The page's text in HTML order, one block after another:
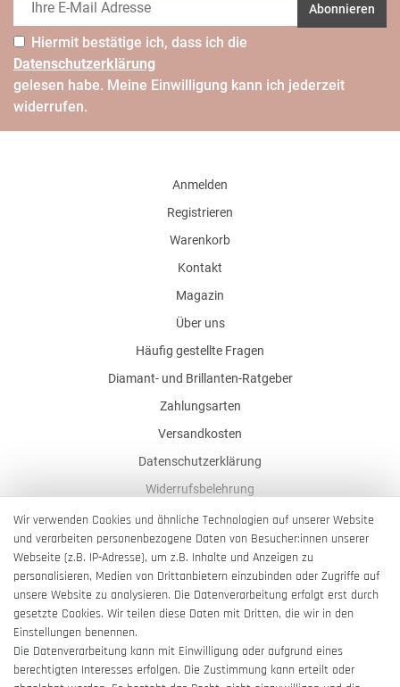
Abonnieren
Hiermit bestätige ich, dass ich die
Daten­schutz­erklärung
gelesen habe. Meine Einwilligung kann ich jederzeit
widerrufen.
Anmelden
Registrieren
Warenkorb
Kontakt
Magazin
Über uns
Häufig gestellte Fragen
Diamant- und Brillanten-Ratgeber
Zahlungsarten
Versandkosten
Datenschutzerklärung
Widerrufsbelehrung
AGB
Impressum
Barrierefreiheitserklärung
Vertrag widerrufen
Wir verwenden Cookies und ähnliche Technologien auf unserer Website
und verarbeiten personenbezogene Daten von Besucher:innen unserer
Webseite (z.B. IP-Adresse), um z.B. Inhalte und Anzeigen zu
personalisieren, Medien von Drittanbietern einzubinden oder Zugriffe auf
unsere Website zu analysieren. Die Datenverarbeitung erfolgt erst durch
gesetzte Cookies. Wir teilen diese Daten mit Dritten, die wir in den
Einstellungen benennen.
Die Datenverarbeitung kann mit Einwilligung oder aufgrund eines
berechtigten Interesses erfolgen. Die Zustimmung kann erteilt oder